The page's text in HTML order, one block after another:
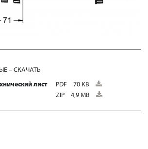
– СКАЧАТЬ
лист
PDF
70 KB
ZIP 4,9 MB